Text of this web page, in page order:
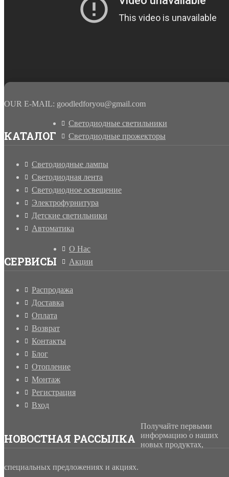
OUR E-MAIL: goodledforyou@gmail.cоm
КАТАЛОГ
Светодиодные светильники
Светодиодные прожекторы
Светодиодные лампы
Светодиодная лента
Светодиодное освещение
Электрофурнитура
Детские светильники
Автоматика
СЕРВИСЫ
О Нас
Акции
Распродажа
Доставка
Оплата
Возврат
Контакты
Блог
Отопление
Монтаж
Регистрация
Вход
НОВОСТНАЯ РАССЫЛКА
Получайте первыми
информацию о наших
новых продуктах,
специальных предложениях и акциях.